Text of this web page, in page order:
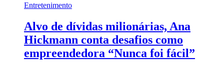
Entretenimento
Alvo de dívidas milionárias, Ana
Hickmann conta desafios como
empreendedora “Nunca foi fácil”